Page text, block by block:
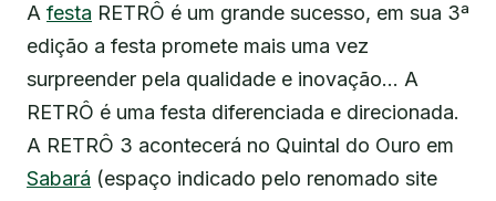
A festa RETRÔ é um grande sucesso, em sua 3ª
edição a festa promete mais uma vez
surpreender pela qualidade e inovação… A
RETRÔ é uma festa diferenciada e direcionada.
A RETRÔ 3 acontecerá no Quintal do Ouro em
Sabará (espaço indicado pelo renomado site